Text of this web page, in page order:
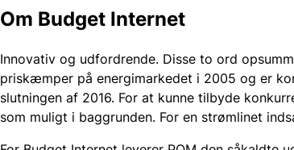
Om Budget Internet
Innovativ og udfordrende. Disse to ord
priskæmper på energimarkedet i 2005 og er
slutningen af 2016. For at kunne tilbyde
som muligt i baggrunden. For en strømlinet